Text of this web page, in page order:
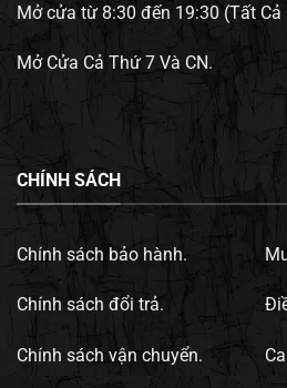
Mở cửa từ 8:30 đến 19:30 (Tất Cả
Mở Cửa Cả Thứ 7 Và CN.
CHÍNH SÁCH
Chính sách bảo hành.
Chính sách đổi trả.
Chính sách vận chuyển.